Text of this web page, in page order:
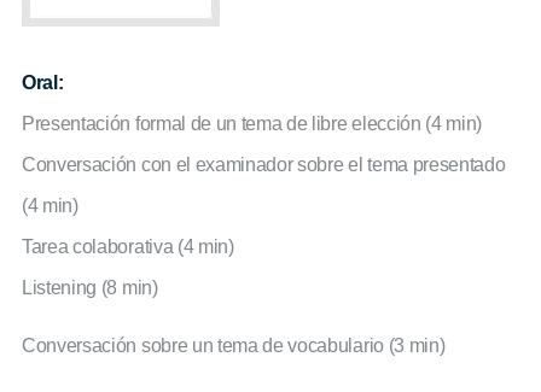
Oral:
Presentación formal de un tema de libre elección (4 min)
Conversación con el examinador sobre el tema presentado
(4 min)
Tarea colaborativa (4 min)
Listening (8 min)
Conversación sobre un tema de vocabulario (3 min)